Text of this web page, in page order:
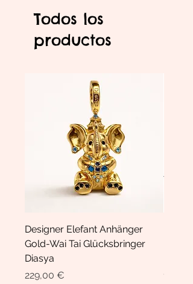
Todos los
productos
Designer Elefant Anhänger
Gold-Wai Tai Glücksbringer
Diasya
Precio
229,00 €
Precio
189,00